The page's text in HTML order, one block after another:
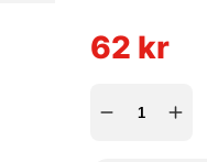
62 kr